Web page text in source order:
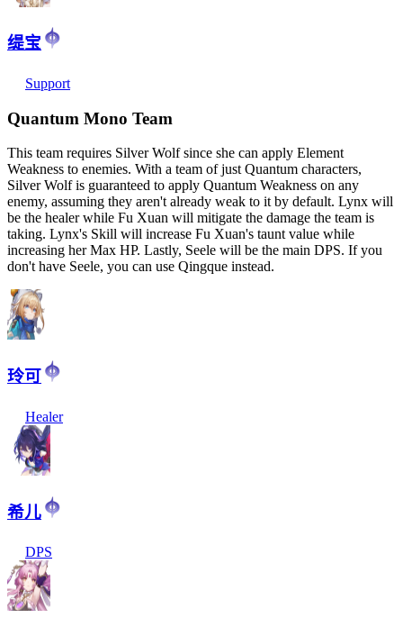
缇宝
Support
Quantum Mono Team
This team requires Silver Wolf since she can apply Element
Weakness to enemies. With a team of just Quantum characters,
Silver Wolf is guaranteed to apply Quantum Weakness on any
enemy, assuming they aren't already weak to it by default. Lynx will
be the healer while Fu Xuan will mitigate the damage the team is
taking. Lynx's Skill will increase Fu Xuan's taunt value while
increasing her Max HP. Lastly, Seele will be the main DPS. If you
don't have Seele, you can use Qingque instead.
玲可
Healer
希儿
DPS